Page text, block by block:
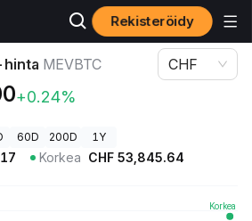
Rekisteröidy
hinta MEVBTC
hinta MEVBTC
+0.24%
CHF
60D 200D 1Y
Korkea CHF 53,845.64